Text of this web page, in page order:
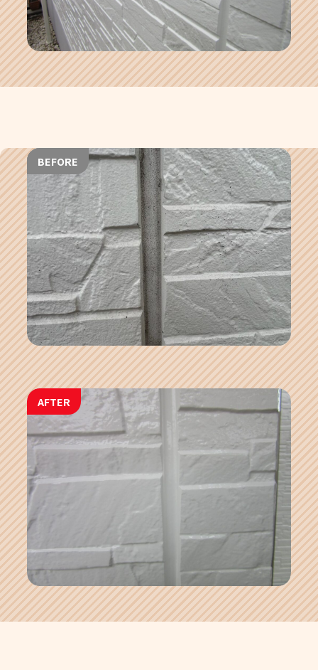
BEFORE
AFTER